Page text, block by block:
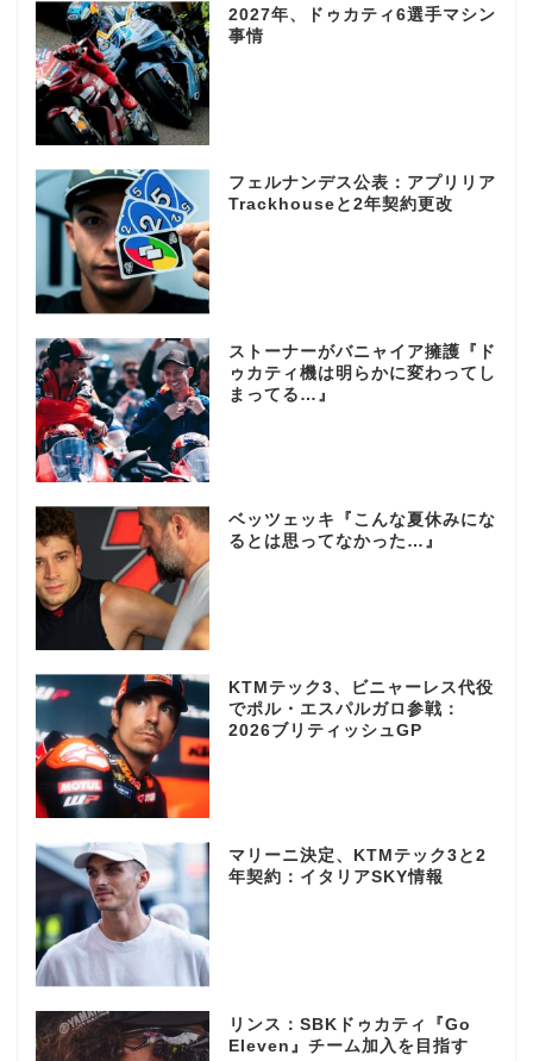
2027年、ドゥカティ6選手マシン
事情
フェルナンデス公表：アプリリア
Trackhouseと2年契約更改
ストーナーがバニャイア擁護『ド
ゥカティ機は明らかに変わってし
まってる…』
ベッツェッキ『こんな夏休みにな
るとは思ってなかった…』
KTMテック3、ビニャーレス代役
でポル・エスパルガロ参戦：
2026ブリティッシュGP
マリーニ決定、KTMテック3と2
年契約：イタリアSKY情報
リンス：SBKドゥカティ『Go
Eleven』チーム加入を目指す